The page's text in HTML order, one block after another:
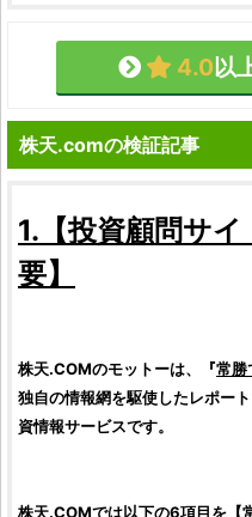
4.0以
株天.comの検証記事
1.【投資顧問サイ
要】
株天.COMのモットーは、『常勝
独自の情報網を駆使したレポー
資情報サービスです。
株天.COMでは以下の6項目を【